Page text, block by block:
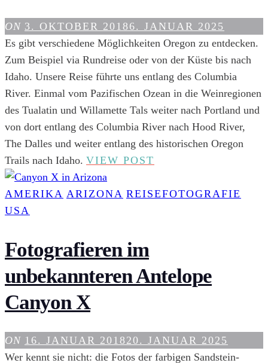
ON 3. OKTOBER 2018 6. JANUAR 2025
Es gibt verschiedene Möglichkeiten Oregon zu entdecken.
Zum Beispiel via Rundreise oder von der Küste bis nach
Idaho. Unsere Reise führte uns entlang des Columbia
River. Einmal vom Pazifischen Ozean in die Weinregionen
des Tualatin und Willamette Tals weiter nach Portland und
von dort entlang des Columbia River nach Hood River,
The Dalles und weiter entlang des historischen Oregon
Trails nach Idaho. VIEW POST
9
ROADTRIP
NORDWESTEN
AMERIKA ARIZONA REISEFOTOGRAFIE
USA
Fotografieren im
unbekannteren Antelope
Canyon X
ON 16. JANUAR 2018 20. JANUAR 2025
Wer kennt sie nicht: die Fotos der farbigen Sandstein-